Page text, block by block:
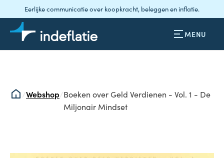
Eerlijke communicatie over koopkracht, beleggen en inflatie.
MENU
/Webshop/Boeken over Geld Verdienen - Vol. 1 - De
Miljonair Mindset